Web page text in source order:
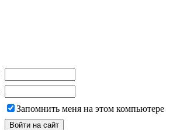
Запомнить меня на этом компьютере